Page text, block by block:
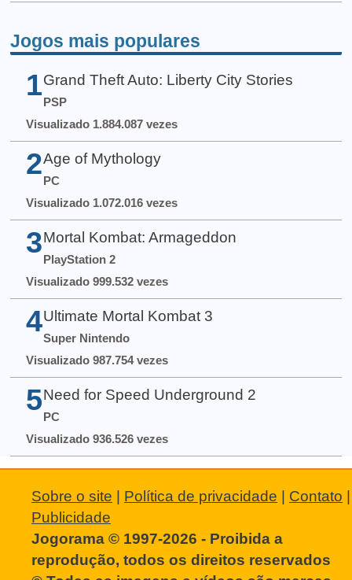
Jogos mais populares
1 Grand Theft Auto: Liberty City Stories
PSP
Visualizado 1.884.087 vezes
2 Age of Mythology
PC
Visualizado 1.072.016 vezes
3 Mortal Kombat: Armageddon
PlayStation 2
Visualizado 999.532 vezes
4 Ultimate Mortal Kombat 3
Super Nintendo
Visualizado 987.754 vezes
5 Need for Speed Underground 2
PC
Visualizado 936.526 vezes
Sobre o site | Política de privacidade | Contato |
Publicidade
Jogorama © 1997-2026 - Proibida a
reprodução, todos os direitos reservados